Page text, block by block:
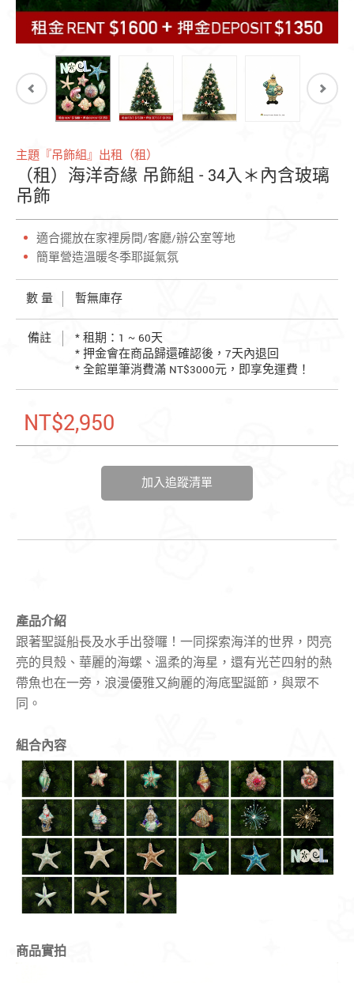
主題『吊飾組』出租（租）
（租）海洋奇緣 吊飾組 - 34入＊內含玻璃
吊飾
適合擺放在家裡房間/客廳/辦公室等地
簡單營造溫暖冬季耶誕氣氛
數 量 暫無庫存
備註
* 租期：1 ~ 60天
* 押金會在商品歸還確認後，7天內退回
* 全館單筆消費滿 NT$3000元，即享免運費！
NT$2,950
加入追蹤清單
產品介紹
跟著聖誕船長及水手出發囉！一同探索海洋的世界，閃亮
亮的貝殼、華麗的海螺、溫柔的海星，還有光芒四射的熱
帶魚也在一旁，浪漫優雅又絢麗的海底聖誕節，與眾不
同。
組合內容
商品實拍